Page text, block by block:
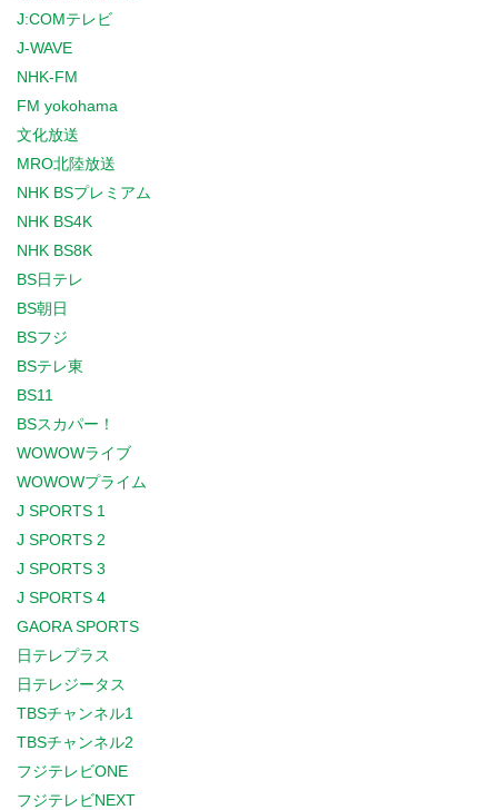
J:COMテレビ
J-WAVE
NHK-FM
FM yokohama
文化放送
MRO北陸放送
NHK BSプレミアム
NHK BS4K
NHK BS8K
BS日テレ
BS朝日
BSフジ
BSテレ東
BS11
BSスカパー！
WOWOWライブ
WOWOWプライム
J SPORTS 1
J SPORTS 2
J SPORTS 3
J SPORTS 4
GAORA SPORTS
日テレプラス
日テレジータス
TBSチャンネル1
TBSチャンネル2
フジテレビONE
フジテレビNEXT